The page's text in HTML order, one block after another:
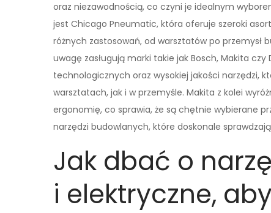
oraz niezawodnością, co czyni je idealnym
jest Chicago Pneumatic, która oferuje szeroki
różnych zastosowań, od warsztatów po przemysł
uwagę zasługują marki takie jak Bosch, Makita
technologicznych oraz wysokiej jakości narzędzi,
warsztatach, jak i w przemyśle. Makita z kolei
ergonomię, co sprawia, że są chętnie wybierane
narzędzi budowlanych, które doskonale
Jak dbać o
i elektryczne, aby